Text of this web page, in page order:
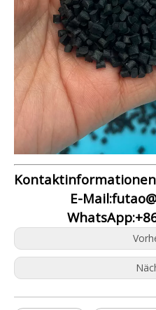
Kontaktinformationen
E-